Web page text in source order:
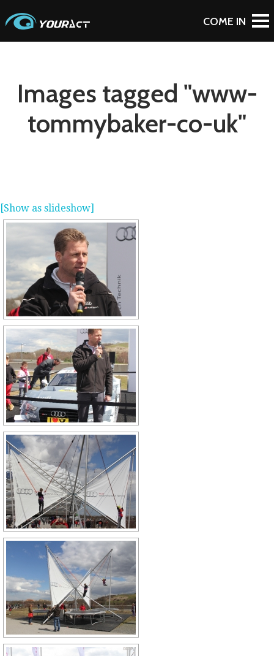
Images tagged "www-
tommybaker-co-uk"
[Show as slideshow]